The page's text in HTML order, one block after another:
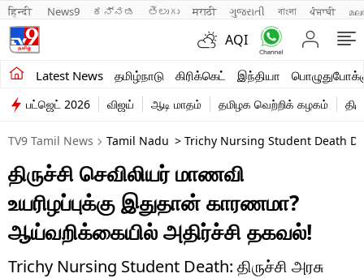
हिन्दी News9 ಕನ್ನಡ తెలుగు मराठी ગુજરાતી বাংলা ਪੰਜਾਬੀ
AQI
Latest News தமிழ்நாடு கிரிக்கெட் இந்தியா
சமீபத்திய செய்திகள்
தமிழ்நாடு
இந்தியா
உலகம்
விளையாட்டு
பொழுதுபோக்கு
பட்ஜெட் 2026 விஜய் ஆடி மாதம் தமிழக வெற்றிக் கழகம்
TV9 Tamil News Tamil Nadu > Trichy Nursing Student Death
திருச்சி செவிலியர் மாணவி
உயரிழப்புக்கு இதுதான் காரணமா?
ஆய்வறிக்கையில் அதிர்ச்சி தகவல்!
Trichy Nursing Student Death: திருச்சி அரசு